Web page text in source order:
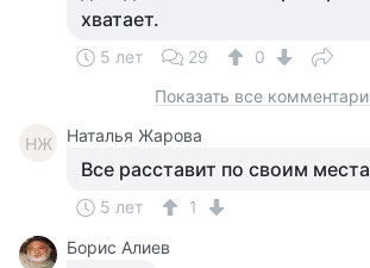
хватает.
5 лет 29
0
Показать все
НЖ Наталья Жарова
Все расставит по своим
5 лет
1
Борис Алиев